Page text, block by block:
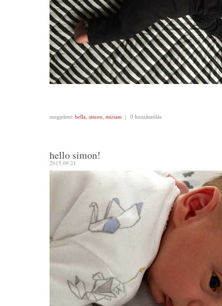
megjelent: bella simon miriam | 0 hozzászólás
hello simon!
2015.09.21.